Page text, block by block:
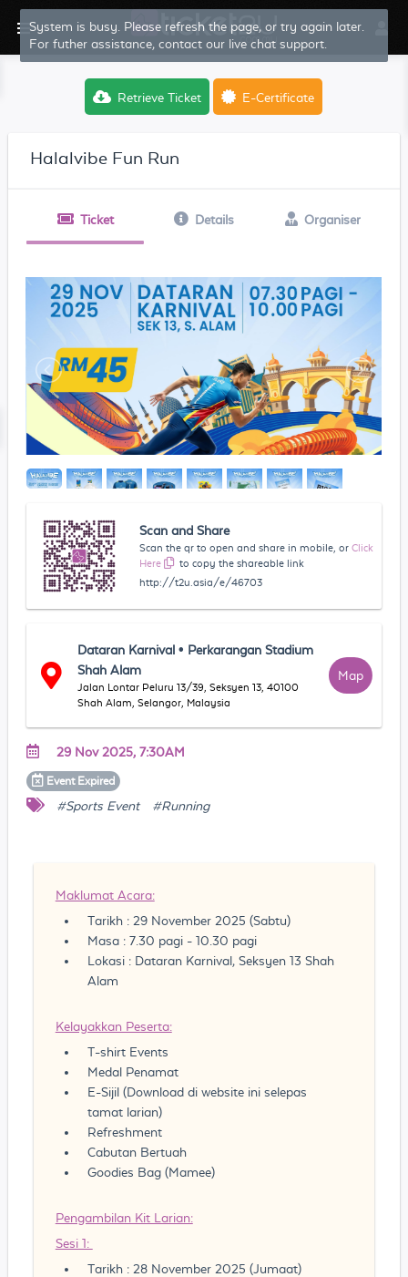
System is busy. Please refresh the page, or try again later.
For futher assistance, contact our live chat support.
Retrieve Ticket E-Certificate
Halalvibe Fun Run
Ticket Details Organiser
Scan and Share
Scan the qr to open and share in mobile, or Click
Here
to copy the shareable link
http://t2u.asia/e/46703
Dataran Karnival • Perkarangan Stadium
Shah Alam
Jalan Lontar Peluru 13/39, Seksyen 13, 40100
Shah Alam, Selangor, Malaysia
Map
29 Nov 2025, 7:30AM
Event Expired
#Sports Event #Running
Maklumat Acara:
Tarikh : 29 November 2025 (Sabtu)
Masa : 7.30 pagi - 10.30 pagi
Lokasi : Dataran Karnival, Seksyen 13 Shah
Alam
Kelayakkan Peserta:
T-shirt Events
Medal Penamat
E-Sijil (Download di website ini selepas
tamat larian)
Refreshment
Cabutan Bertuah
Goodies Bag (Mamee)
Pengambilan Kit Larian:
Sesi 1:
Tarikh : 28 November 2025 (Jumaat)